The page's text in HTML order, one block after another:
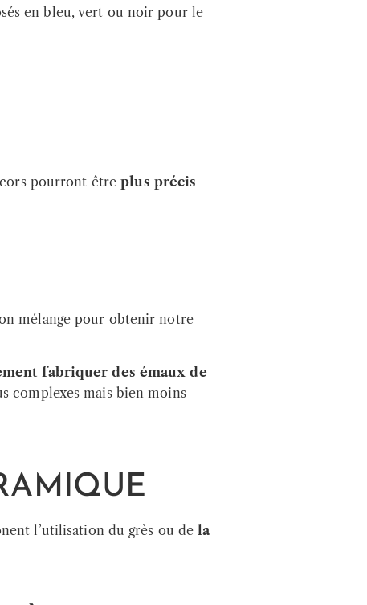
en bleu, vert ou noir pour le
pourront êtreplus précis
mélange pour obtenir notre
fabriquer des émaux de
complexes mais bien moins
l’utilisation du grès ou dela